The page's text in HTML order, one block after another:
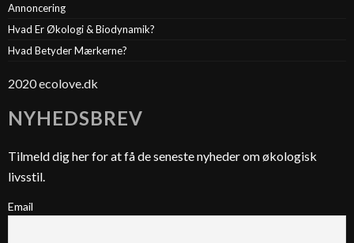
Annoncering
Hvad Er Økologi & Biodynamik?
Hvad Betyder Mærkerne?
2020 ecolove.dk
NYHEDSBREV
Tilmeld dig her for at få de seneste nyheder om økologisk
livsstil.
Email